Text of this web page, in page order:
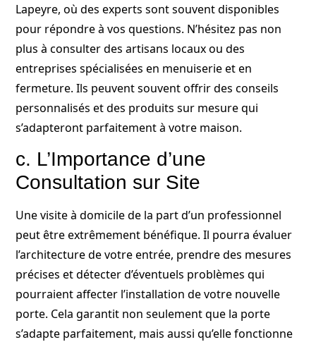
Lapeyre, où des experts sont souvent disponibles
pour répondre à vos questions. N’hésitez pas non
plus à consulter des artisans locaux ou des
entreprises spécialisées en menuiserie et en
fermeture. Ils peuvent souvent offrir des conseils
personnalisés et des produits sur mesure qui
s’adapteront parfaitement à votre maison.
c. L’Importance d’une
Consultation sur Site
Une visite à domicile de la part d’un professionnel
peut être extrêmement bénéfique. Il pourra évaluer
l’architecture de votre entrée, prendre des mesures
précises et détecter d’éventuels problèmes qui
pourraient affecter l’installation de votre nouvelle
porte. Cela garantit non seulement que la porte
s’adapte parfaitement, mais aussi qu’elle fonctionne